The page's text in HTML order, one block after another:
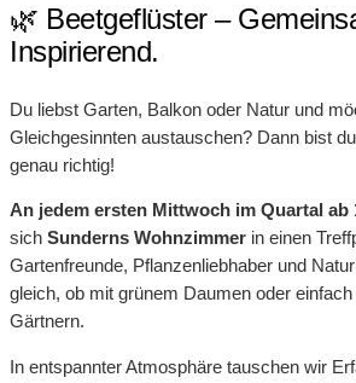
🌿 Beetgeflüster –
Inspirierend.
Du liebst Garten, Balkon oder Natur und
Gleichgesinnten austauschen? Dann bist
genau richtig!
An jedem ersten Mittwoch im Quartal ab
sich Sunderns Wohnzimmer in einen
Gartenfreunde, Pflanzenliebhaber und
gleich, ob mit grünem Daumen oder
Gärtnern.
In entspannter Atmosphäre tauschen wir